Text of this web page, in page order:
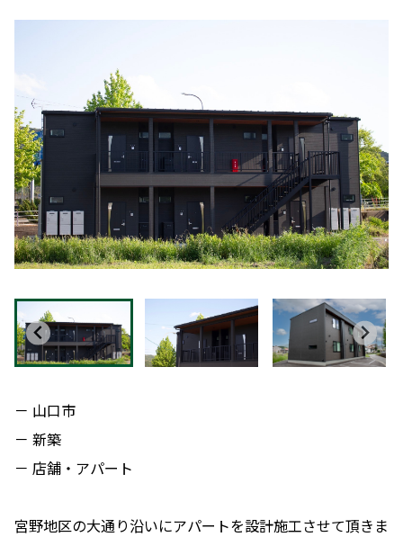
－ 山口市
－ 新築
－ 店舗・アパート
宮野地区の大通り沿いにアパートを設計施工させて頂きま